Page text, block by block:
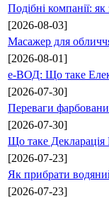
Подібні компанії:
[2026-08-03]
Масажер для
[2026-08-01]
е-ВОД: Що таке
[2026-07-30]
Переваги
[2026-07-30]
Що таке Декларація
[2026-07-23]
Як прибрати
[2026-07-23]